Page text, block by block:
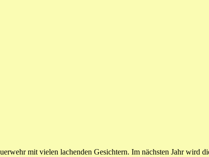
mit vielen lachenden Gesichtern. Im nächsten Jahr wird